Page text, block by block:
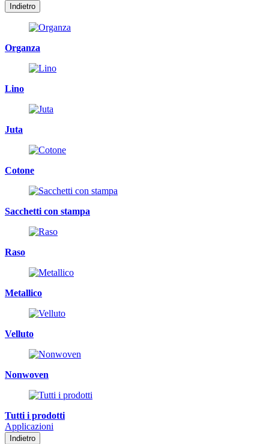
Indietro
Organza
Lino
Juta
Cotone
Sacchetti con stampa
Raso
Metallico
Velluto
Nonwoven
Tutti i prodotti
Applicazioni
Indietro